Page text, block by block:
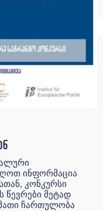
ინფორმაცია
კონკურსი
წევრები მეტად
ჩართულობა